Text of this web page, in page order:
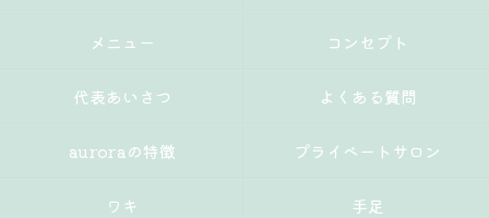
メニュー コンセプト
代表あいさつ よくある質問
auroraの特徴 プライベートサロン
ワキ 手足